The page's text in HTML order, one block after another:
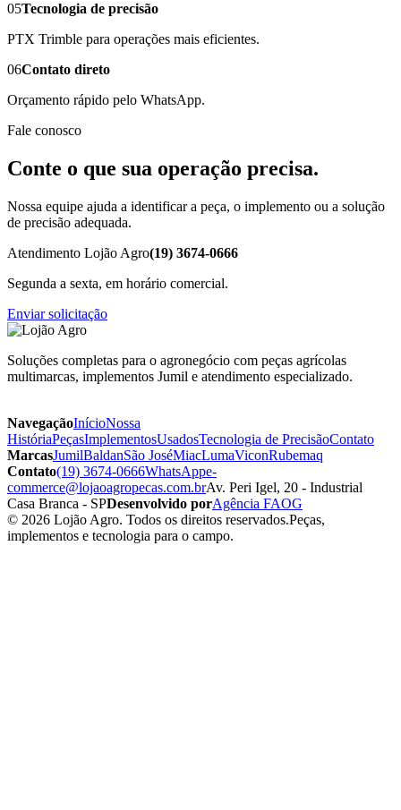
05Tecnologia de precisão
PTX Trimble para operações mais eficientes.
06Contato direto
Orçamento rápido pelo WhatsApp.
Fale conosco
Conte o que sua operação precisa.
Nossa equipe ajuda a identificar a peça, o implemento ou a solução
de precisão adequada.
Atendimento Lojão Agro(19) 3674-0666
Segunda a sexta, em horário comercial.
Enviar solicitação
Soluções completas para o agronegócio com peças agrícolas
multimarcas, implementos Jumil e atendimento especializado.
NavegaçãoInícioNossa
HistóriaPeçasImplementosUsadosTecnologia de PrecisãoContato
MarcasJumilBaldanSão JoséMiacLumaViconRubemaq
Contato(19) 3674-0666WhatsAppe-
commerce@lojaoagropecas.com.brAv. Peri Igel, 20 - Industrial
Casa Branca - SPDesenvolvido porAgência FAOG
© 2026 Lojão Agro. Todos os direitos reservados.Peças,
implementos e tecnologia para o campo.